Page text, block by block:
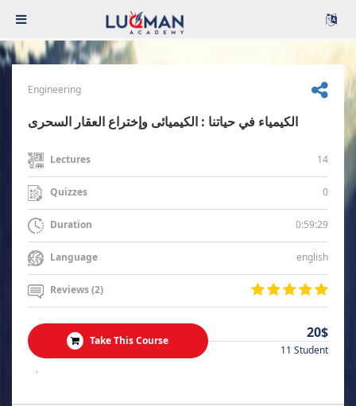
Engineering
الكيمياء في حياتنا : الكيميائى وإختراع العقار السحرى
Lectures 14
Quizzes 0
Duration 0:59:29
Language english
Reviews (2)
Take This Course 20$
11 Student
.